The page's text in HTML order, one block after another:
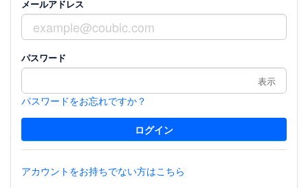
メールアドレス
パスワード
表示
パスワードをお忘れですか？
アカウントをお持ちでない方はこちら